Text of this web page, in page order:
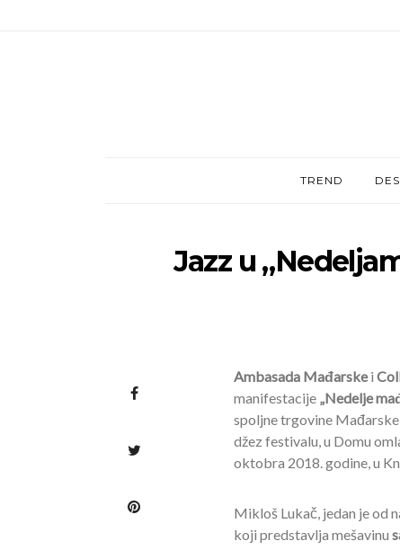
TREND
Jazz u
Ambasada Mađarskei
manifestacije„Nedelje
spoljne trgovine
džez festivalu, u Domu
oktobra 2018. godine, u
Mikloš Lukač, jedan je od
koji predstavlja mešavinu